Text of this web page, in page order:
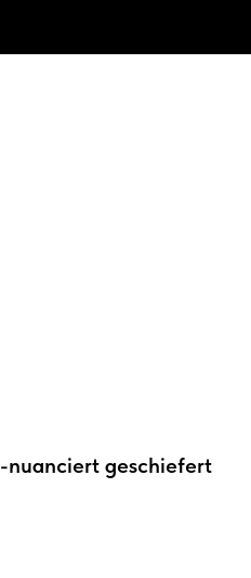
nuanciert geschiefert